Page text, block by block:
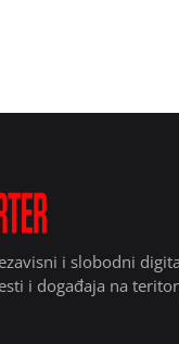
i slobodni
i događaja na